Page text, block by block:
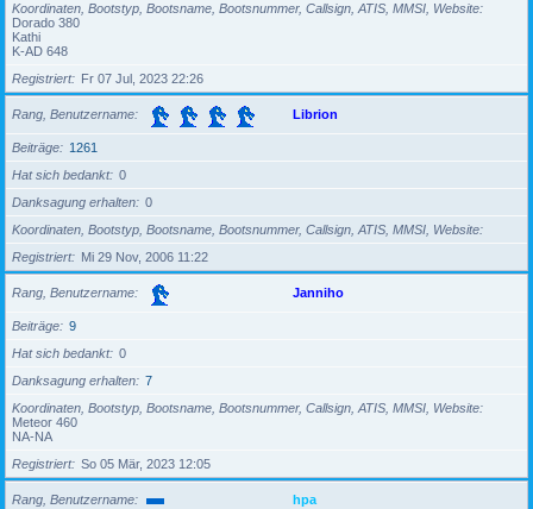
Koordinaten, Bootstyp, Bootsname, Bootsnummer, Callsign, ATIS, MMSI, Website
Dorado 380
Kathi
K-AD 648
Registriert
Fr 07 Jul, 2023 22:26
Rang, Benutzername Librion
Beiträge
1261
Hat sich bedankt
0
Danksagung erhalten
0
Koordinaten, Bootstyp, Bootsname, Bootsnummer, Callsign, ATIS, MMSI, Website
Registriert
Mi 29 Nov, 2006 11:22
Rang, Benutzername Janniho
Beiträge
9
Hat sich bedankt
0
Danksagung erhalten
7
Koordinaten, Bootstyp, Bootsname, Bootsnummer, Callsign, ATIS, MMSI, Website
Meteor 460
NA-NA
Registriert
So 05 Mär, 2023 12:05
Rang, Benutzername hpa